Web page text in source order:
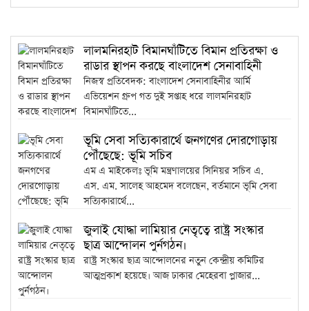
লালমনিরহাট বিমানঘাঁটিতে বিমান প্রতিরক্ষা ও
রাডার স্থাপন করছে বাংলাদেশ সেনাবাহিনী
নিজস্ব প্রতিবেদক: বাংলাদেশ সেনাবাহিনীর আর্মি
এভিয়েশন গ্রুপ গত দুই সপ্তাহ ধরে লালমনিরহাট
বিমানঘাঁটিতে...
ভূমি সেবা সত্যিকারার্থে জনগণের দোরগোড়ায়
পৌঁছেছে: ভূমি সচিব
এম এ মাইকেলঃ ভূমি মন্ত্রণালয়ের সিনিয়র সচিব এ.
এস. এম. সালেহ আহমেদ বলেছেন, বর্তমানে ভূমি সেবা
সত্যিকারার্থে...
জুলাই যোদ্ধা লামিয়ার নেতৃত্বে রাষ্ট্র সংস্কার
ছাত্র আন্দোলন পুর্নগঠন।
রাষ্ট্র সংস্কার ছাত্র আন্দোলনের নতুন কেন্দ্রীয় কমিটির
আত্মপ্রকাশ হয়েছে। আজ ঢাকার মেহেরবা প্লাজার...